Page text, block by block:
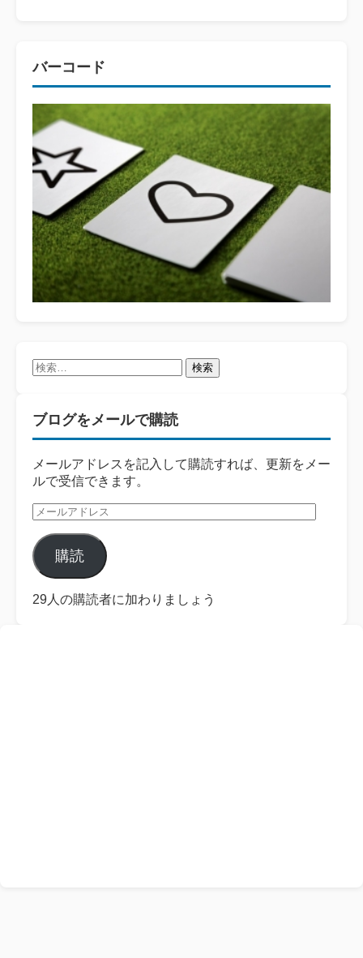
バーコード
検
ブログをメールで購読
メールアドレスを記入して購読すれば、更新をメー
ルで受信できます。
メ
ル
ア
ド
レ
購読
29人の購読者に加わりましょう